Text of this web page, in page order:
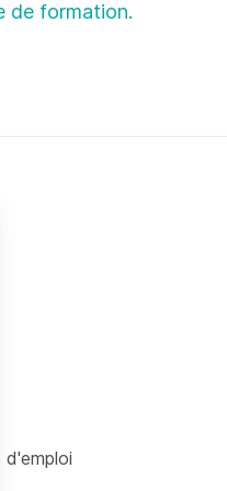
de formation.
d'emploi